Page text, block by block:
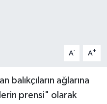
A- A+
balıkçıların ağlarına
prensi" olarak